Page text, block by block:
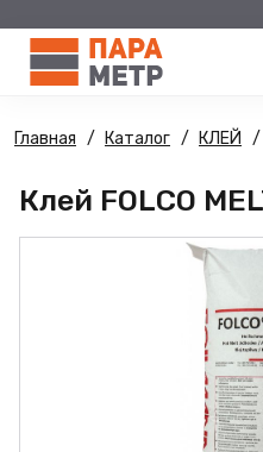
Главная Каталог КЛЕЙ
Клей FOLCO